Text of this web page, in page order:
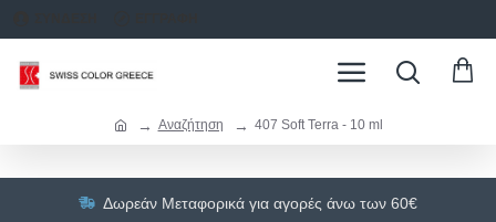
Αναζήτηση 407 Soft Terra - 10 ml
Δωρεάν Μεταφορικά για αγορές άνω των 60€